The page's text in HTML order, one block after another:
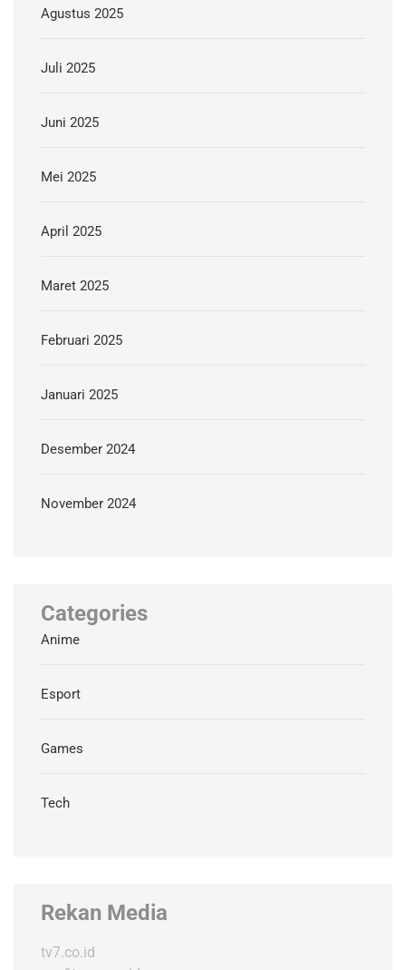
Agustus 2025
Juli 2025
Juni 2025
Mei 2025
April 2025
Maret 2025
Februari 2025
Januari 2025
Desember 2024
November 2024
Categories
Anime
Esport
Games
Tech
Rekan Media
tv7.co.id